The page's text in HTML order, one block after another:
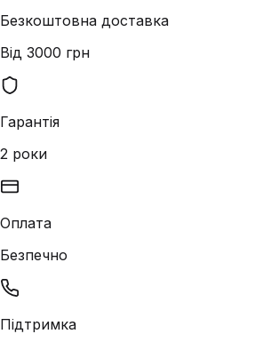
Безкоштовна доставка
Від 3000 грн
Гарантія
2 роки
Оплата
Безпечно
Підтримка